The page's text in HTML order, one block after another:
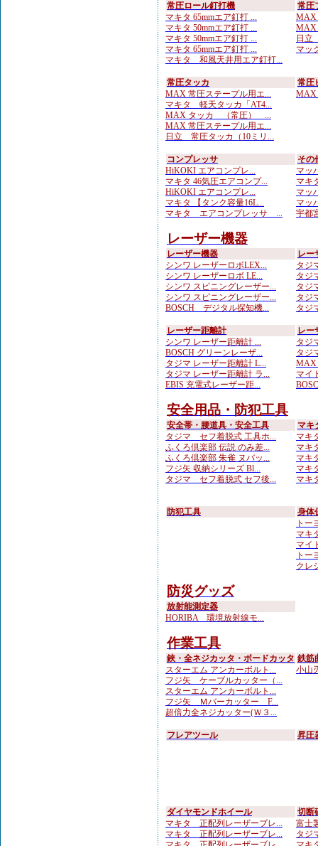
常圧ロール釘打機
マキタ 65mmエア釘打 ...
マキタ 50mmエア釘打 ...
マキタ 50mmエア釘打 ...
マキタ 65mmエア釘打 ...
マキタ 和風天井用エア釘打...
常圧
MAX
MAX
日立
マッ
常圧タッカ
MAX 常圧ステープル用エ...
マキタ 軽天タッカ「AT4...
MAX タッカ （常圧） ...
MAX 常圧ステープル用エ...
日立 常圧タッカ（10ミリ...
常圧
MAX
コンプレッサ
HiKOKI エアコンプレ...
マキタ 46気圧エアコンプ...
HiKOKI エアコンプレ...
マキタ 【タンク容量16L...
マキタ エアコンプレッサ ...
その
マッ
マキ
マッ
マッ
宇都
レーザー機器
レーザー機器
シンワ レーザーロボLEX...
シンワ レーザーロボ LE...
シンワ スピニングレーザー...
シンワ スピニングレーザー...
BOSCH デジタル探知機...
レー
タジ
タジ
タジ
タジ
タジ
レーザー距離計
シンワ レーザー距離計 ...
BOSCH グリーンレーザ...
タジマ レーザー距離計 L...
タジマ レーザー距離計 ラ...
EBIS 充電式レーザー距...
レー
タジ
タジ
マイ
安全用品・防犯工具
安全帯・腰道具・安全工具
タジマ セフ着脱式 工具ホ...
ふくろ倶楽部 伝説 のみ差...
ふくろ倶楽部 朱雀 ヌバッ...
フジ矢 収納シリーズ Bl...
タジマ セフ着脱式 セフ後...
マキ
マキ
マキ
マキ
マキ
マキ
防犯工具
身体
トー
マキ
マイ
トー
クレ
防災グッズ
放射能測定器
HORIBA 環境放射線モ...
作業工具
鋏・全ネジカッタ・ボードカッタ
スターエム アンカーボルト...
フジ矢 ケーブルカッター（...
スターエム アンカーボルト...
フジ矢 Ｍバーカッター F...
超倍力全ネジカッター(Ｗ３...
鉄筋
小山
フレアツール 昇圧
ダイヤモンドホイール
マキタ 正配列レーザーブレ...
マキタ 正配列レーザーブレ...
切断
富士
タジ